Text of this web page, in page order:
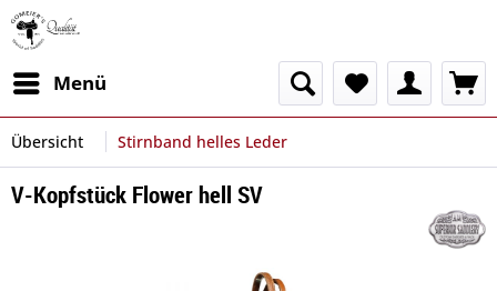
Menü
Übersicht Stirnband helles Leder
V-Kopfstück Flower hell SV